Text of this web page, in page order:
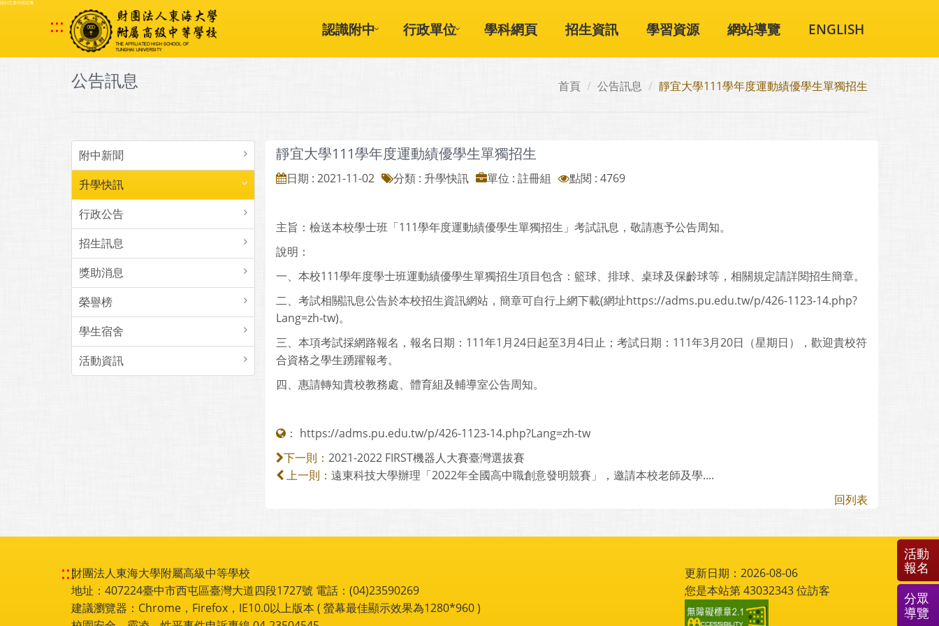
跳到主要內容區塊
::: 認識附中 行政單位 學科網頁 招生資訊 學習資源 網站導覽 ENGLISH
公告訊息 首頁 公告訊息 靜宜大學111學年度運動績優學生單獨招生
附中新聞
升學快訊
行政公告
招生訊息
獎助消息
榮譽榜
學生宿舍
活動資訊
靜宜大學111學年度運動績優學生單獨招生
日期 : 2021-11-02 分類 : 升學快訊 單位 : 註冊組 點閱 : 4769
主旨：檢送本校學士班「111學年度運動績優學生單獨招生」考試訊息，敬請惠予公告周知。
說明：
一、本校111學年度學士班運動績優學生單獨招生項目包含：籃球、排球、桌球及保齡球等，相關規定請詳閱招生簡章。
二、考試相關訊息公告於本校招生資訊網站，簡章可自行上網下載(網址https://adms.pu.edu.tw/p/426-1123-14.php?
Lang=zh-tw)。
三、本項考試採網路報名，報名日期：111年1月24日起至3月4日止；考試日期：111年3月20日（星期日），歡迎貴校符
合資格之學生踴躍報考。
四、惠請轉知貴校教務處、體育組及輔導室公告周知。
： https://adms.pu.edu.tw/p/426-1123-14.php?Lang=zh-tw
下一則： 2021-2022 FIRST機器人大賽臺灣選拔賽
上一則： 遠東科技大學辦理「2022年全國高中職創意發明競賽」，邀請本校老師及學....
回列表
:::財團法人東海大學附屬高級中等學校
地址：407224臺中市西屯區臺灣大道四段1727號 電話：(04)23590269
建議瀏覽器：Chrome，Firefox，IE10.0以上版本 ( 螢幕最佳顯示效果為1280*960 )
更新日期：2026-08-06
您是本站第43032343位訪客
活動
報名
分眾
導覽